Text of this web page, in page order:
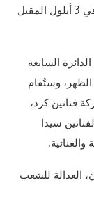
في المسيرة والتجمع الجماهيري المقرر تنظيمه في 3 أيلول المقبل
السابعة
الفرنسية في تمام الساعة 13:00 بعد الظهر، وستُقام
فنانين كرد،
سيدا
العدالة للشعب